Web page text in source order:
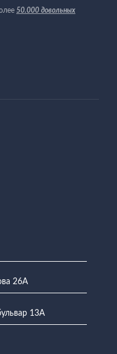
50.000 довольных
26А
13А